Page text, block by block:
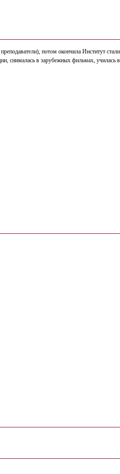
потом окончила Институт
снималась в зарубежных фильмах, училась в